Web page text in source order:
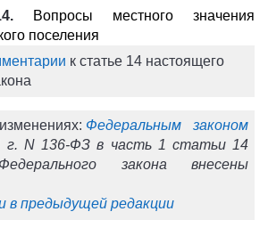
Вопросы местного значения
поселения
к статье 14 настоящего
Федеральным законом
N 136-ФЗ в часть 1 статьи 14
закона внесены
в предыдущей редакции